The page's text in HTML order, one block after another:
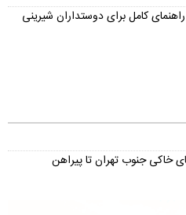
کامل برای دوستداران شیرینی
خاکی جنوب تهران تا پیراهن